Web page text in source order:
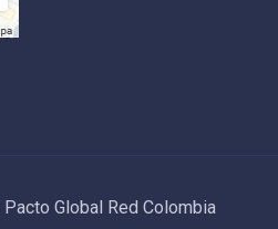
Pacto Global Red Colombia